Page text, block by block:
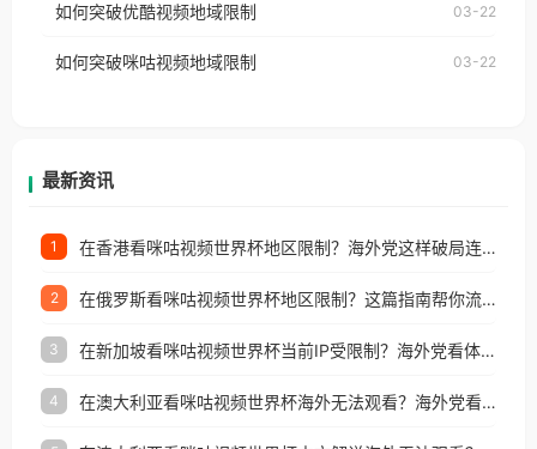
权限制所困扰。
制问题，且仅能在中国大陆地区播放。 遇到这个问题
户收听网易云音乐地区版权限制」的问题，无论人在
如何突破优酷视频地域限制 03-22
如何突破咪咕视频地域限制 03-22
最新资讯
1 在香港看咪咕视频世界杯地区限制？海外党这样破局连看7天不卡顿！
2 在俄罗斯看咪咕视频世界杯地区限制？这篇指南帮你流畅看中文解说赛事
3 在新加坡看咪咕视频世界杯当前IP受限制？海外党看体育赛事的终极破局指南
4 在澳大利亚看咪咕视频世界杯海外无法观看？海外党看国内体育直播的终极解法